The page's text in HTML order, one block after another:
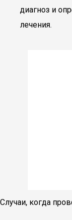
диагноз и
лечения.
Случаи, когда